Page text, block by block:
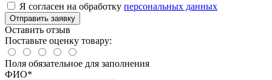
Я согласен на обработку персональных данных
Отправить заявку
Оставить отзыв
Поставьте оценку товару:
Поля обязательное для заполнения
ФИО*